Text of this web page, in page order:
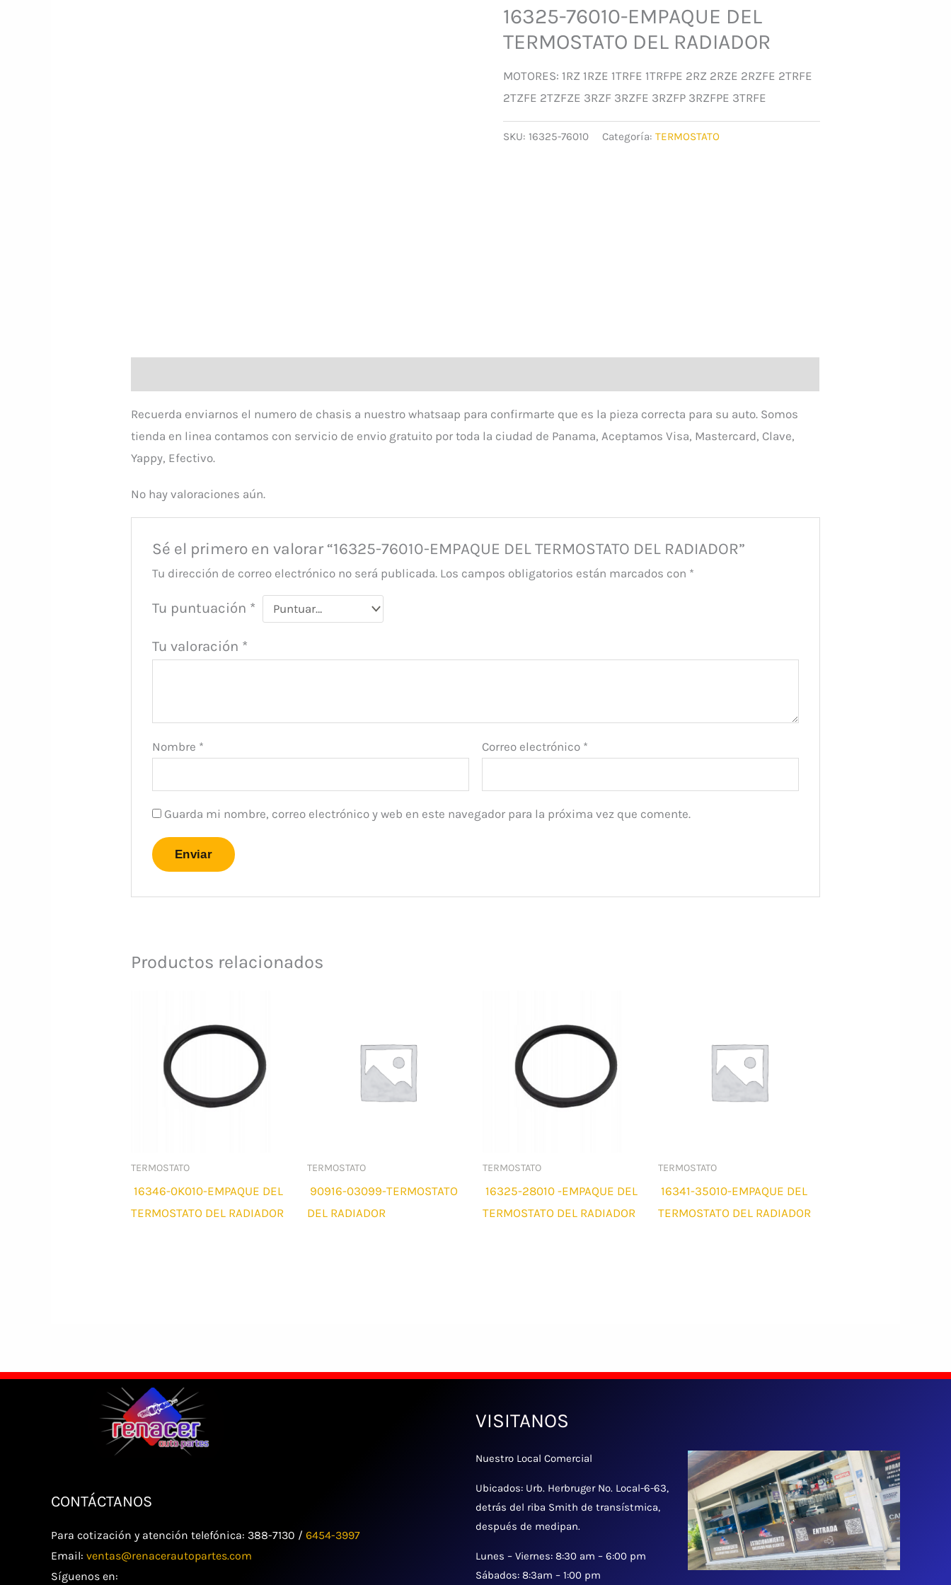
16325-76010-EMPAQUE DEL
TERMOSTATO DEL RADIADOR
MOTORES: 1RZ 1RZE 1TRFE 1TRFPE 2RZ 2RZE 2RZFE 2TRFE
2TZFE 2TZFZE 3RZF 3RZFE 3RZFP 3RZFPE 3TRFE
SKU: 16325-76010 Categoría: TERMOSTATO
Recuerda enviarnos el numero de chasis a nuestro whatsaap para confirmarte que es la pieza correcta para su auto. Somos
tienda en linea contamos con servicio de envio gratuito por toda la ciudad de Panama, Aceptamos Visa, Mastercard, Clave,
Yappy, Efectivo.
No hay valoraciones aún.
Sé el primero en valorar “16325-76010-EMPAQUE DEL TERMOSTATO DEL RADIADOR”
Tu dirección de correo electrónico no será publicada. Los campos obligatorios están marcados con *
Tu puntuación *
Tu valoración *
Nombre * Correo electrónico *
Guarda mi nombre, correo electrónico y web en este navegador para la próxima vez que comente.
Productos relacionados
TERMOSTATO
16346-0K010-EMPAQUE DEL
TERMOSTATO DEL RADIADOR
TERMOSTATO
90916-03099-TERMOSTATO
DEL RADIADOR
TERMOSTATO
16325-28010 -EMPAQUE DEL
TERMOSTATO DEL RADIADOR
TERMOSTATO
16341-35010-EMPAQUE DEL
TERMOSTATO DEL RADIADOR
CONTÁCTANOS
Para cotización y atención telefónica: 388-7130 / 6454-3997
Email: ventas@renacerautopartes.com
Síguenos en:
VISITANOS
Nuestro Local Comercial
Ubicados: Urb. Herbruger No. Local-6-63,
detrás del riba Smith de transístmica,
después de medipan.
Lunes – Viernes: 8:30 am – 6:00 pm
Sábados: 8:3am – 1:00 pm